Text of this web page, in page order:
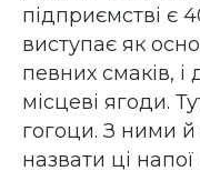
підприємстві є
виступає як
певних смаків,
місцеві ягоди.
гогоци. З ними
назвати ці